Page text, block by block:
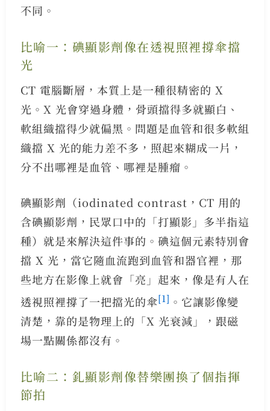
不同。
比喻一：碘顯影劑像在透視照裡撐傘擋
光
CT 電腦斷層，本質上是一種很精密的 X
光。X 光會穿過身體，骨頭擋得多就顯白、
軟組織擋得少就偏黑。問題是血管和很多軟組
織擋 X 光的能力差不多，照起來糊成一片，
分不出哪裡是血管、哪裡是腫瘤。
碘顯影劑（iodinated contrast，CT 用的
含碘顯影劑，民眾口中的「打顯影」多半指這
種）就是來解決這件事的。碘這個元素特別會
擋 X 光，當它隨血流跑到血管和器官裡，那
些地方在影像上就會「亮」起來，像是有人在
透視照裡撐了一把擋光的傘[1] 。它讓影像變
清楚，靠的是物理上的「X 光衰減」，跟磁
場一點關係都沒有。
比喻二：釓顯影劑像替樂團換了個指揮
節拍